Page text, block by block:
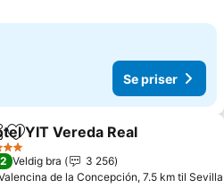
Se priser
Legg til i favoritter
YIT Vereda Real
Veldig bra
3 256
de la Concepción, 7.5 km til Sevilla